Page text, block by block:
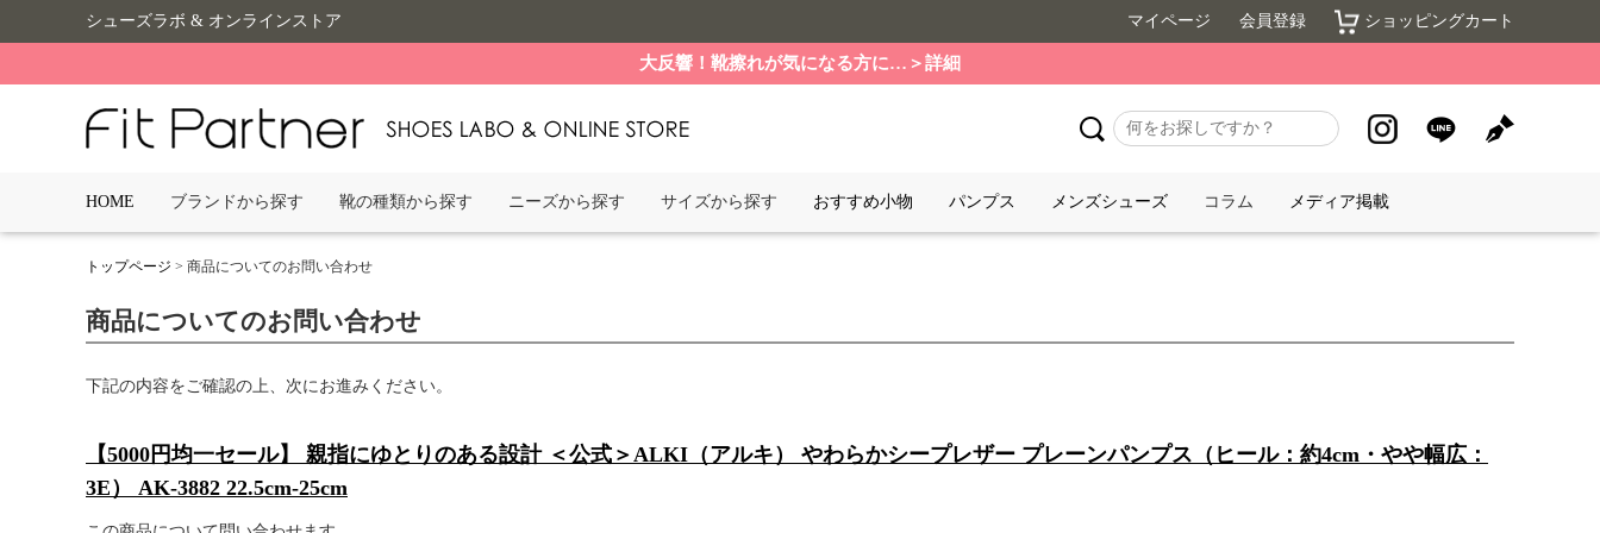
シューズラボ & オンラインストア マイページ 会員登録 ショッピングカート
大反響！靴擦れが気になる方に…＞詳細
HOME ブランドから探す 靴の種類から探す ニーズから探す サイズから探す おすすめ小物 パンプス メンズシューズ コラム メディア掲載
トップページ > 商品についてのお問い合わせ
商品についてのお問い合わせ
下記の内容をご確認の上、次にお進みください。
【5000円均一セール】 親指にゆとりのある設計 ＜公式＞ALKI（アルキ） やわらかシープレザー プレーンパンプス（ヒール：約4cm・やや幅広：
3E） AK-3882 22.5cm-25cm